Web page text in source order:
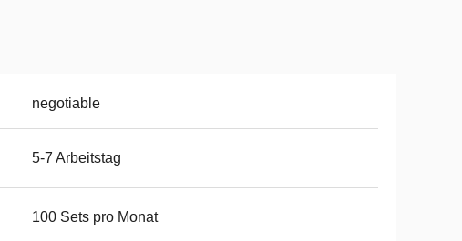
negotiable
5-7 Arbeitstag
100 Sets pro Monat